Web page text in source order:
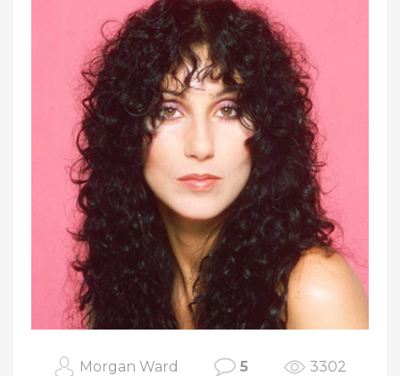
Morgan Ward 5 3302